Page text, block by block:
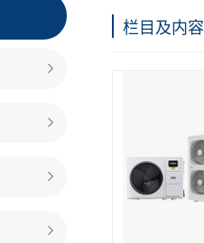
栏目及内容